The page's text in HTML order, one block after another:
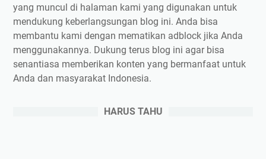
yang muncul di halaman kami yang digunakan untuk
mendukung keberlangsungan blog ini. Anda bisa
membantu kami dengan mematikan adblock jika Anda
menggunakannya. Dukung terus blog ini agar bisa
senantiasa memberikan konten yang bermanfaat untuk
Anda dan masyarakat Indonesia.
HARUS TAHU